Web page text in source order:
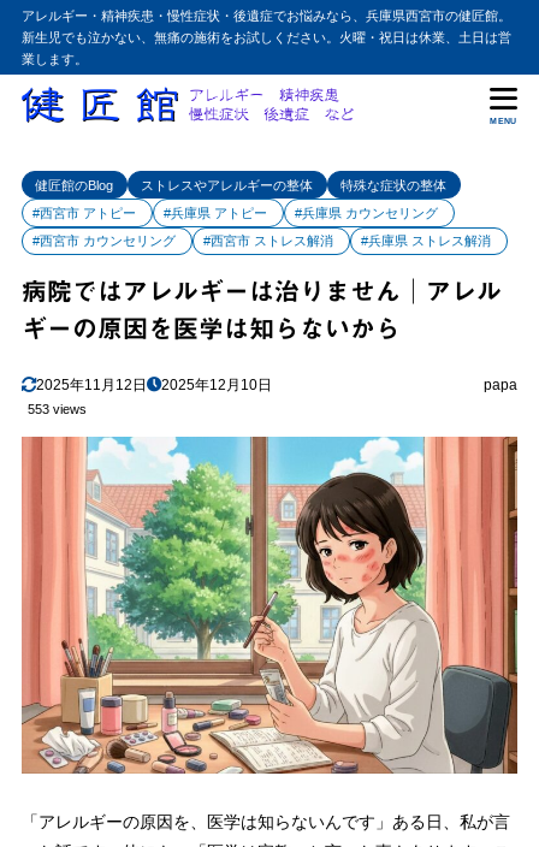
アレルギー・精神疾患・慢性症状・後遺症でお悩みなら、兵庫県西宮市の健匠館。
新生児でも泣かない、無痛の施術をお試しください。火曜・祝日は休業、土日は営
業します。
MENU
健匠館のBlog ストレスやアレルギーの整体
特殊な症状の整体
#西宮市 アトピー
#兵庫県 アトピー
#兵庫県 カウンセリング
#西宮市 カウンセリング
#西宮市 ストレス解消 #兵庫県 ストレス解消
病院ではアレルギーは治りません│アレル
ギーの原因を医学は知らないから
2025年11月12日 2025年12月10日 papa
553 views
「アレルギーの原因を、医学は知らないんです」ある日、私が言